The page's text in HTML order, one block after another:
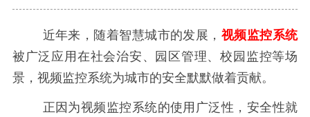
近年来，随着智慧城市的发展， 视频监控系统
被广泛应用在社会治安、园区管理、校园监控等场
景，视频监控系统为城市的安全默默做着贡献。
正因为视频监控系统的使用广泛性，安全性就